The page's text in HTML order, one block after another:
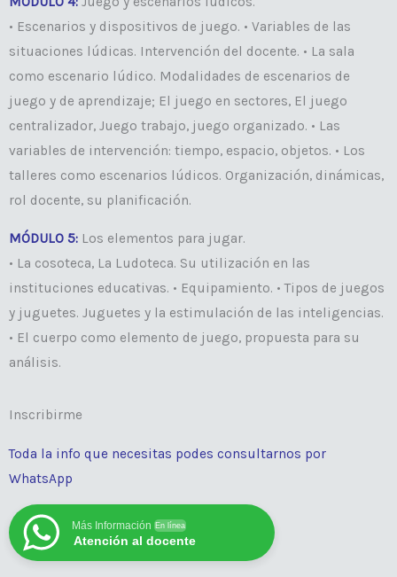
• Escenarios y dispositivos de juego. • Variables de las
situaciones lúdicas. Intervención del docente. • La sala
como escenario lúdico. Modalidades de escenarios de
juego y de aprendizaje; El juego en sectores, El juego
centralizador, Juego trabajo, juego organizado. • Las
variables de intervención: tiempo, espacio, objetos. • Los
talleres como escenarios lúdicos. Organización, dinámicas,
rol docente, su planificación.
MÓDULO 5: Los elementos para jugar.
• La cosoteca, La Ludoteca. Su utilización en las
instituciones educativas. • Equipamiento. • Tipos de juegos
y juguetes. Juguetes y la estimulación de las inteligencias.
• El cuerpo como elemento de juego, propuesta para su
análisis.
Inscribirme
Toda la info que necesitas podes consultarnos por
WhatsApp
Más Información En línea
Atención al docente